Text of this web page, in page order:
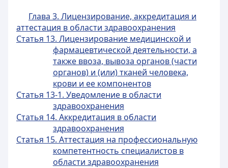
Глава 3. Лицензирование, аккредитация и
аттестация в области здравоохранения
Статья 13. Лицензирование медицинской и
фармацевтической деятельности, а
также ввоза, вывоза органов (части
органов) и (или) тканей человека,
крови и ее компонентов
Статья 13-1. Уведомление в области
здравоохранения
Статья 14. Аккредитация в области
здравоохранения
Статья 15. Аттестация на профессиональную
компетентность специалистов в
области здравоохранения